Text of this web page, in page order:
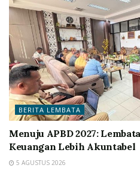
BERITA LEMBATA
Menuju APBD 2027:
Keuangan Lebih Akuntabel
5 AGUSTUS 2026